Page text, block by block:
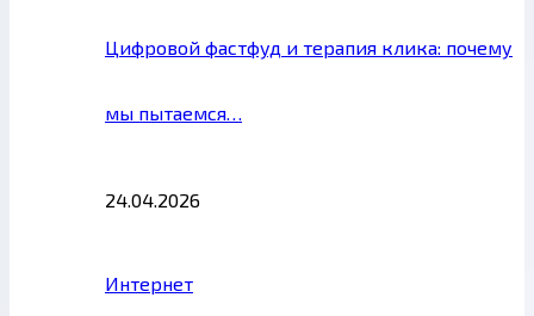
Цифровой фастфуд и терапия клика: почему
мы пытаемся…
24.04.2026
Интернет